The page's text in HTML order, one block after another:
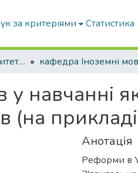
за критеріями Статистика
ННІ загальноуніверситетської підготовки кафедра Іноземні
навчанні як
(на
Анотація
Реформи в